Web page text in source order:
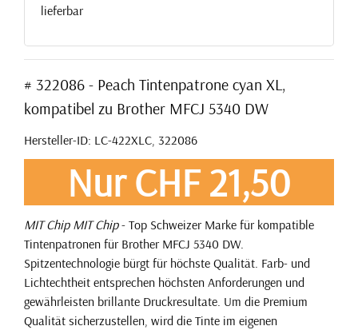
lieferbar
# 322086 - Peach Tintenpatrone cyan XL,
kompatibel zu Brother MFCJ 5340 DW
Hersteller-ID: LC-422XLC, 322086
Nur CHF 21,50
MIT Chip MIT Chip- Top Schweizer Marke für kompatible
Tintenpatronen für Brother MFCJ 5340 DW.
Spitzentechnologie bürgt für höchste Qualität. Farb- und
Lichtechtheit entsprechen höchsten Anforderungen und
gewährleisten brillante Druckresultate. Um die Premium
Qualität sicherzustellen, wird die Tinte im eigenen